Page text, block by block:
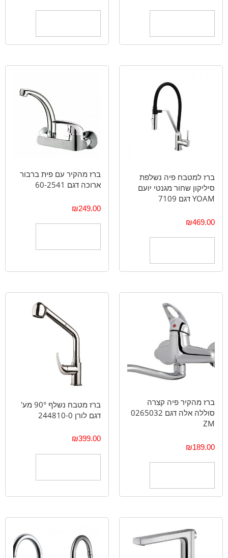
ברז למטבח פיה נשלפת
סיליקון שחור מגנטי יועם
YOAM דגם 7109
₪469.00
ברז מהקיר עם פית ברבור
ארוכה דגם 60-2541
₪249.00
ברז מהקיר פיה קצרה
סוללה אלה דגם 0265032
ZM
₪189.00
ברז מטבח נשלף 90° מע'
דגם לורן 244810-0
₪399.00